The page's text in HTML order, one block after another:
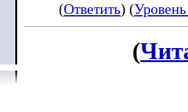
(Ответить) (
(